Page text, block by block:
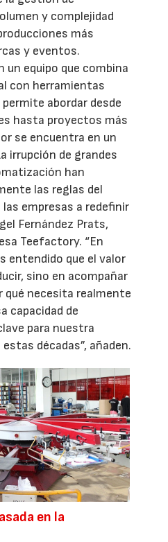
y complejidad
más
y eventos.
un equipo que combina
con herramientas
abordar desde
hasta proyectos más
se encuentra en un
irrupción de grandes
han
las reglas del
empresas a redefinir
Fernández Prats,
Teefactory. “En
entendido que el valor
sino en acompañar
qué necesita realmente
capacidad de
para nuestra
décadas”, añaden.
en la